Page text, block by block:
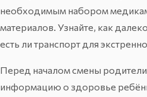
необходимым набором
материалов. Узнайте, как
есть ли транспорт для
Перед началом смены
информацию о здоровье